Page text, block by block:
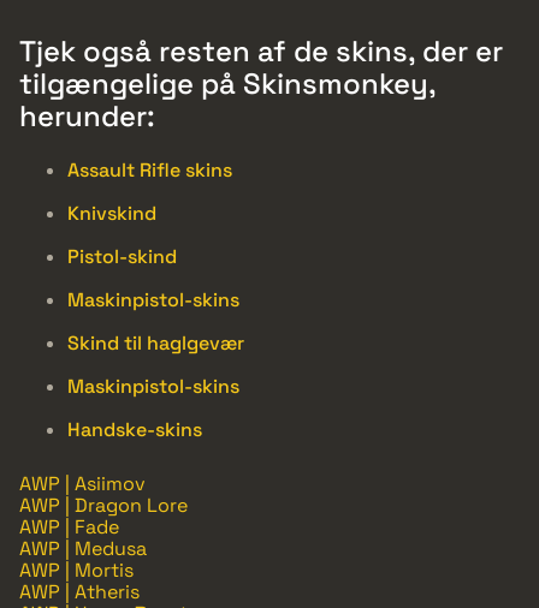
Tjek også resten af de skins, der er
tilgængelige på Skinsmonkey,
herunder:
Assault Rifle skins
Knivskind
Pistol-skind
Maskinpistol-skins
Skind til haglgevær
Maskinpistol-skins
Handske-skins
AWP | Asiimov
AWP | Dragon Lore
AWP | Fade
AWP | Medusa
AWP | Mortis
AWP | Atheris